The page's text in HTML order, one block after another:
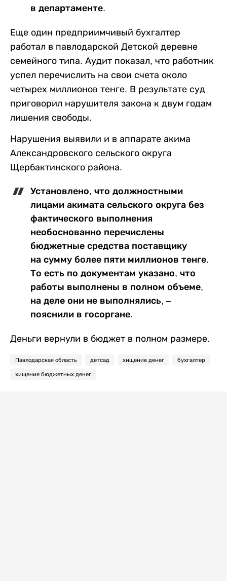
в департаменте.
Еще один предприимчивый бухгалтер
работал в павлодарской Детской деревне
семейного типа. Аудит показал, что работник
успел перечислить на свои счета около
четырех миллионов тенге. В результате суд
приговорил нарушителя закона к двум годам
лишения свободы.
Нарушения выявили и в аппарате акима
Александровского сельского округа
Щербактинского района.
Установлено, что должностными
лицами акимата сельского округа без
фактического выполнения
необоснованно перечислены
бюджетные средства поставщику
на сумму более пяти миллионов тенге.
То есть по документам указано, что
работы выполнены в полном объеме,
на деле они не выполнялись, –
пояснили в госоргане.
Деньги вернули в бюджет в полном размере.
Павлодарская область детсад хищение денег бухгалтер
хищение бюджетных денег